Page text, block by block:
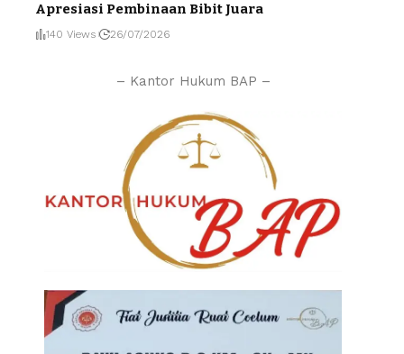
Apresiasi Pembinaan Bibit Juara
140 Views 26/07/2026
– Kantor Hukum BAP –